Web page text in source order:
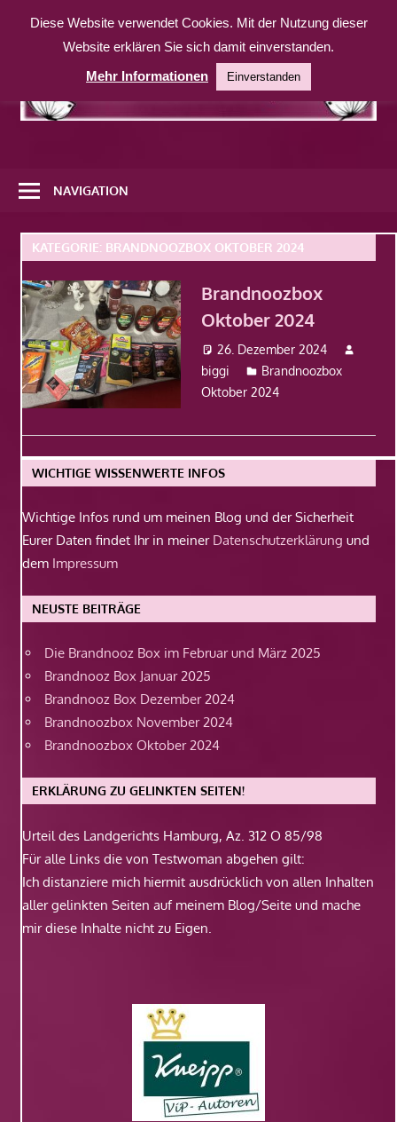
Inhalt
weitere
Website
NAVIGATION
KATEGORIE: BRANDNOOZBOX OKTOBER 2024
Brandnoozbox
Oktober 2024
26. Dezember 2024
biggi
Brandnoozbox
Oktober 2024
WICHTIGE WISSENWERTE INFOS
Wichtige Infos rund um meinen Blog und der Sicherheit
Eurer Daten findet Ihr in meiner Datenschutzerklärung und
dem Impressum
NEUSTE BEITRÄGE
Die Brandnooz Box im Februar und März 2025
Brandnooz Box Januar 2025
Brandnooz Box Dezember 2024
Brandnoozbox November 2024
Brandnoozbox Oktober 2024
ERKLÄRUNG ZU GELINKTEN SEITEN!
Urteil des Landgerichts Hamburg, Az. 312 O 85/98
Für alle Links die von Testwoman abgehen gilt:
Ich distanziere mich hiermit ausdrücklich von allen Inhalten
aller gelinkten Seiten auf meinem Blog/Seite und mache
mir diese Inhalte nicht zu Eigen.
Diese Website verwendet Cookies. Mit der Nutzung dieser
Website erklären Sie sich damit einverstanden.
Mehr Informationen
Einverstanden